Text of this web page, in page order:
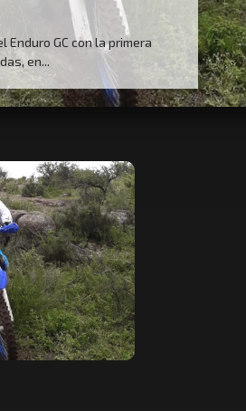
Enduro GC con la primera
en...